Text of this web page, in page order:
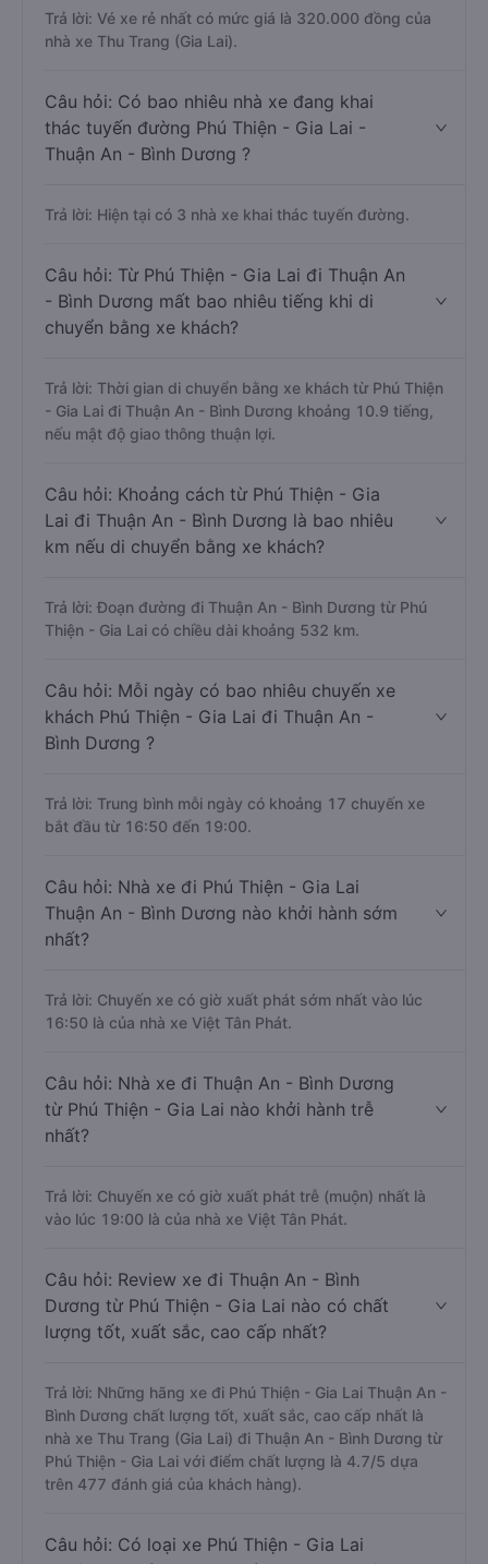
Trả lời: Vé xe rẻ nhất có mức giá là 320.000 đồng của
nhà xe Thu Trang (Gia Lai).
Câu hỏi: Có bao nhiêu nhà xe đang khai
thác tuyến đường Phú Thiện - Gia Lai -
Thuận An - Bình Dương ?
Trả lời: Hiện tại có 3 nhà xe khai thác tuyến đường.
Câu hỏi: Từ Phú Thiện - Gia Lai đi Thuận An
- Bình Dương mất bao nhiêu tiếng khi di
chuyển bằng xe khách?
Trả lời: Thời gian di chuyển bằng xe khách từ Phú Thiện
- Gia Lai đi Thuận An - Bình Dương khoảng 10.9 tiếng,
nếu mật độ giao thông thuận lợi.
Câu hỏi: Khoảng cách từ Phú Thiện - Gia
Lai đi Thuận An - Bình Dương là bao nhiêu
km nếu di chuyển bằng xe khách?
Trả lời: Đoạn đường đi Thuận An - Bình Dương từ Phú
Thiện - Gia Lai có chiều dài khoảng 532 km.
Câu hỏi: Mỗi ngày có bao nhiêu chuyến xe
khách Phú Thiện - Gia Lai đi Thuận An -
Bình Dương ?
Trả lời: Trung bình mỗi ngày có khoảng 17 chuyến xe
bắt đầu từ 16:50 đến 19:00.
Câu hỏi: Nhà xe đi Phú Thiện - Gia Lai
Thuận An - Bình Dương nào khởi hành sớm
nhất?
Trả lời: Chuyến xe có giờ xuất phát sớm nhất vào lúc
16:50 là của nhà xe Việt Tân Phát.
Câu hỏi: Nhà xe đi Thuận An - Bình Dương
từ Phú Thiện - Gia Lai nào khởi hành trễ
nhất?
Trả lời: Chuyến xe có giờ xuất phát trễ (muộn) nhất là
vào lúc 19:00 là của nhà xe Việt Tân Phát.
Câu hỏi: Review xe đi Thuận An - Bình
Dương từ Phú Thiện - Gia Lai nào có chất
lượng tốt, xuất sắc, cao cấp nhất?
Trả lời: Những hãng xe đi Phú Thiện - Gia Lai Thuận An -
Bình Dương chất lượng tốt, xuất sắc, cao cấp nhất là
nhà xe Thu Trang (Gia Lai) đi Thuận An - Bình Dương từ
Phú Thiện - Gia Lai với điểm chất lượng là 4.7/5 dựa
trên 477 đánh giá của khách hàng).
Câu hỏi: Có loại xe Phú Thiện - Gia Lai